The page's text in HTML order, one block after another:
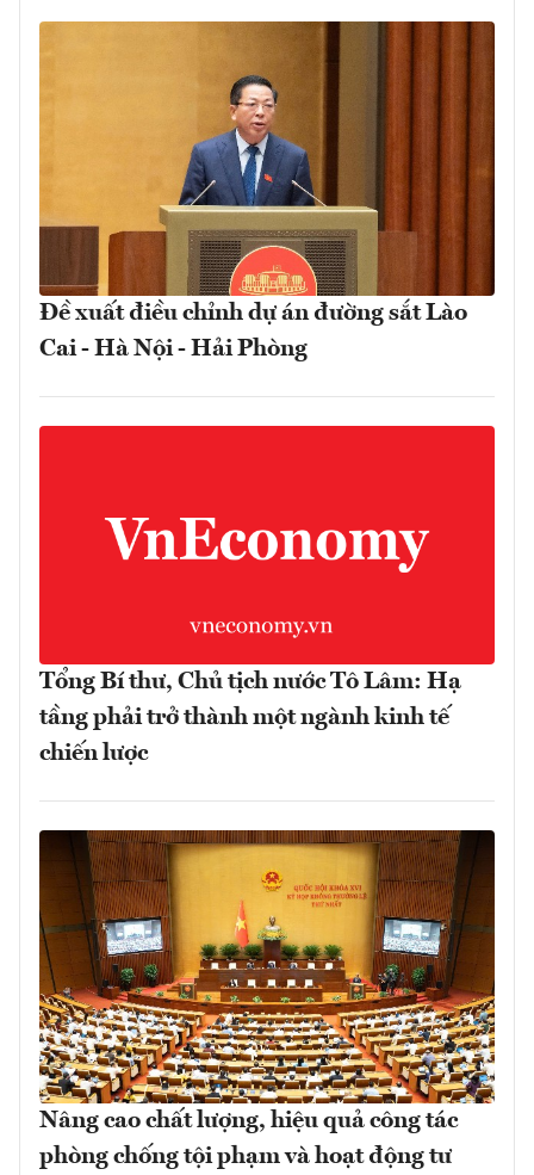
Đề xuất điều chỉnh dự án đường sắt Lào
Cai - Hà Nội - Hải Phòng
Tổng Bí thư, Chủ tịch nước Tô Lâm: Hạ
tầng phải trở thành một ngành kinh tế
chiến lược
Nâng cao chất lượng, hiệu quả công tác
phòng chống tội phạm và hoạt động tư